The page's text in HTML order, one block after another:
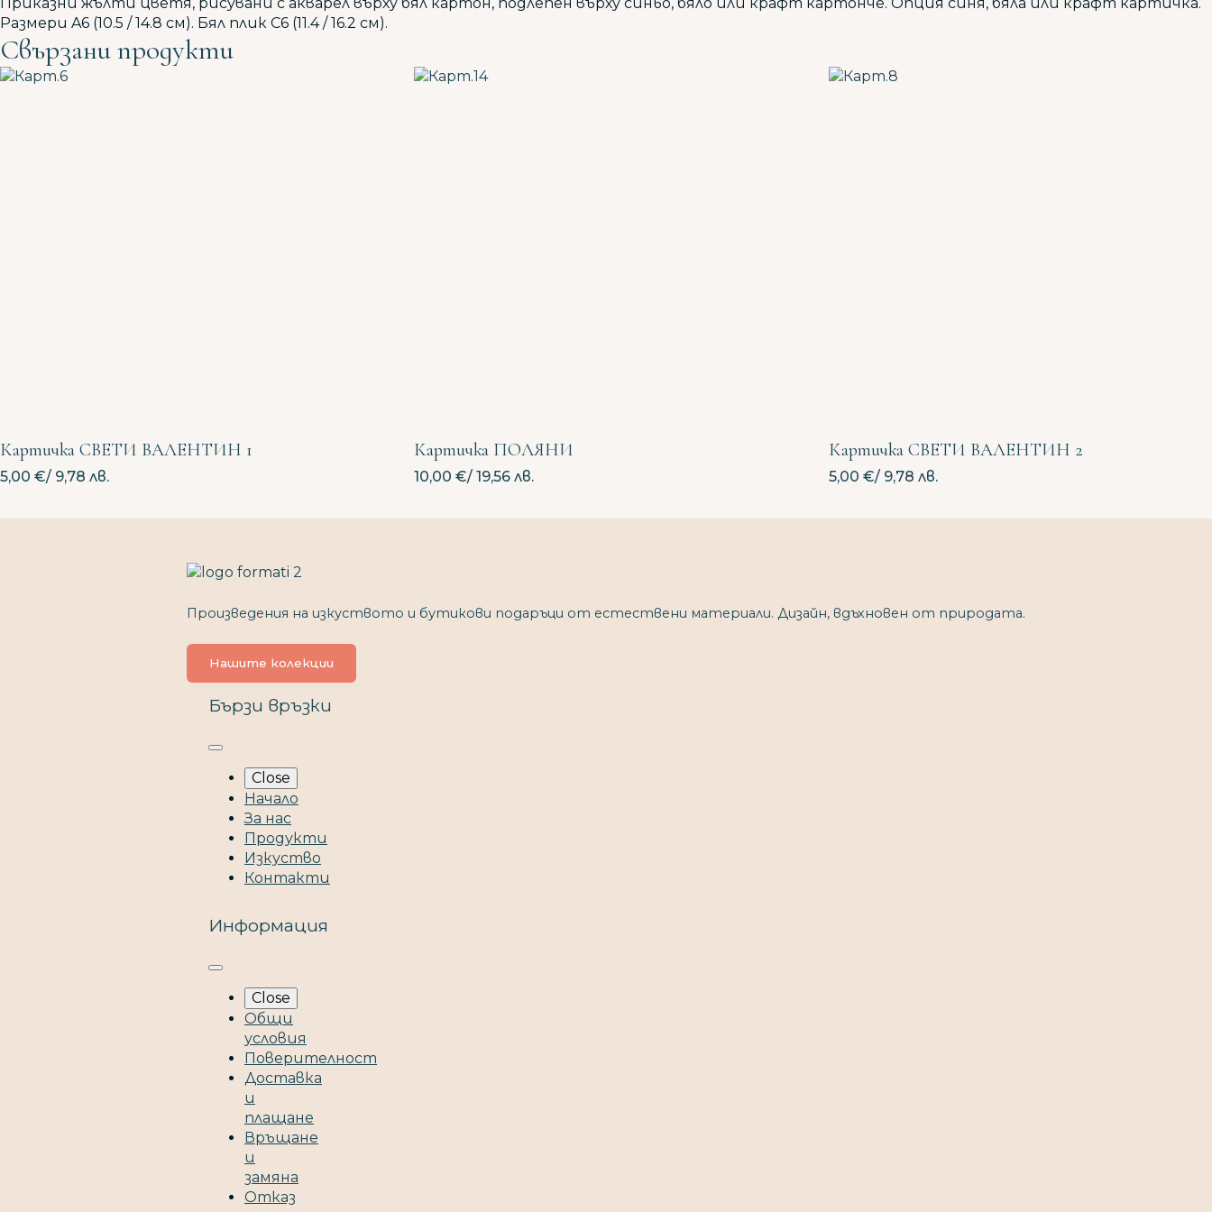
Размери A6 (10.5 / 14.8 см). Бял плик C6 (11.4 / 16.2 см).
Свързани продукти
Картичка СВЕТИ ВАЛЕНТИН 1
5,00 €/ 9,78 лв.
Картичка ПОЛЯНИ
10,00€/ 19,56 лв.
Картичка СВЕТИ ВАЛЕНТИН 2
5,00 €/ 9,78 лв.
Произведения на изкуството и бутикови подаръци от естествени материали. Дизайн, вдъхновен от природата.
Нашите колекции
Бързи връзки
Close
Начало
За нас
Продукти
Изкуство
Контакти
Информация
Close
Общи
условия
Поверителност
Доставка
и
плащане
Връщане
и
замяна
Отказ
Как можем да помогнем? Ще ви отговорим
Започни разговор